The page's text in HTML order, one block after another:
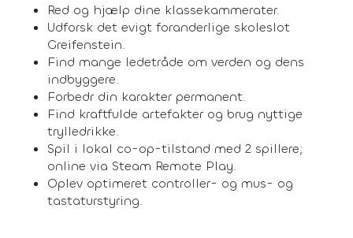
Red og hjælp dine klassekammerater.
Udforsk det evigt foranderlige skoleslot
Greifenstein.
Find mange ledetråde om verden og dens
indbyggere.
Forbedr din karakter permanent.
Find kraftfulde artefakter og brug nyttige
trylledrikke.
Spil i lokal co-op-tilstand med 2 spillere;
online via Steam Remote Play.
Oplev optimeret controller- og mus- og
tastaturstyring.